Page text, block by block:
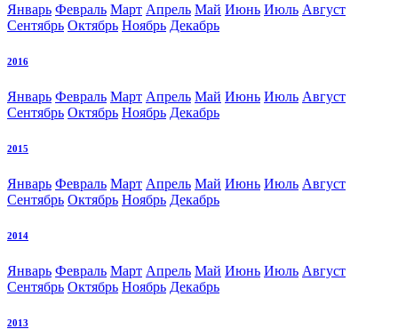
Январь Февраль Март Апрель Май Июнь Июль Август
Сентябрь Октябрь Ноябрь Декабрь
2016
Январь Февраль Март Апрель Май Июнь Июль Август
Сентябрь Октябрь Ноябрь Декабрь
2015
Январь Февраль Март Апрель Май Июнь Июль Август
Сентябрь Октябрь Ноябрь Декабрь
2014
Январь Февраль Март Апрель Май Июнь Июль Август
Сентябрь Октябрь Ноябрь Декабрь
2013